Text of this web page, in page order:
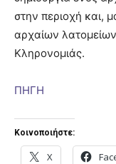
στην περιοχή και,
αρχαίων
Κληρονομιάς.
ΠΗΓΗ
Κοινοποιήστε:
X